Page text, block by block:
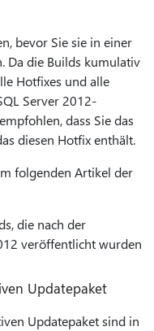
bevor Sie sie in einer
Da die Builds kumulativ
Hotfixes und alle
Server 2012-
dass Sie das
diesen Hotfix enthält.
folgenden Artikel der
die nach der
veröffentlicht wurden
Updatepaket
Updatepaket sind in